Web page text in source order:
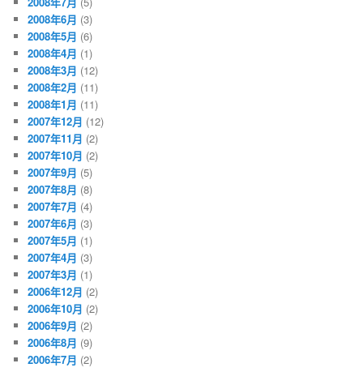
2008年6月 (3)
2008年5月 (6)
2008年4月 (1)
2008年3月 (12)
2008年2月 (11)
2008年1月 (11)
2007年12月 (12)
2007年11月 (2)
2007年10月 (2)
2007年9月 (5)
2007年8月 (8)
2007年7月 (4)
2007年6月 (3)
2007年5月 (1)
2007年4月 (3)
2007年3月 (1)
2006年12月 (2)
2006年10月 (2)
2006年9月 (2)
2006年8月 (9)
2006年7月 (2)